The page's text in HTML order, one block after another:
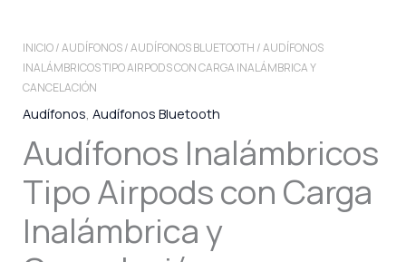
INICIO/AUDÍFONOS/AUDÍFONOS BLUETOOTH / AUDÍFONOS
INALÁMBRICOS TIPO AIRPODS CON CARGA INALÁMBRICA Y
CANCELACIÓN
Audífonos Audífonos Bluetooth
Audífonos Inalámbricos
Tipo Airpods con Carga
Inalámbrica y